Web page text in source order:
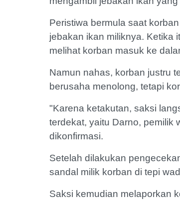
Peristiwa bermula saat
jebakan ikan miliknya. Ketika
melihat korban masuk ke
Namun nahas, korban justru
berusaha menolong, tetapi
"Karena ketakutan, saksi
terdekat, yaitu Darno, pemilik
dikonfirmasi.
Setelah dilakukan
sandal milik korban di tepi
Saksi kemudian melaporkan